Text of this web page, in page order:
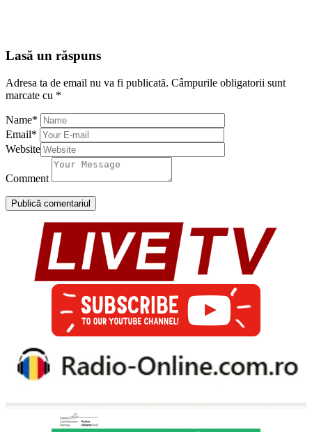
Lasă un răspuns
Adresa ta de email nu va fi publicată. Câmpurile obligatorii sunt
marcate cu *
Name*
Email*
Website
Comment